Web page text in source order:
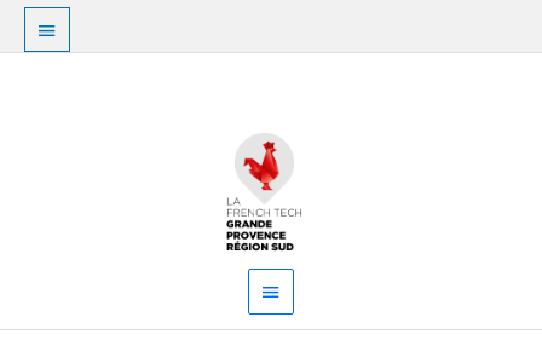
Aller
contenu
Au
dessus
principal